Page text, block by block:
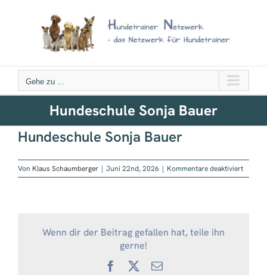
Gehe zu ...
Hundeschule Sonja Bauer
Hundeschule Sonja Bauer
Von Klaus Schaumberger | Juni 22nd, 2026 | Kommentare deaktiviertfür
Wenn dir der Beitrag gefallen hat, teile ihn
gerne!
Facebook
X
E-